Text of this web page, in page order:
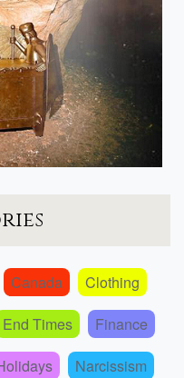
Canada
Clothing
End Times
Finance
Narcissism